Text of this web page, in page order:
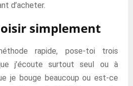
d’acheter.
simplement
rapide, pose-toi trois
j’écoute surtout seul ou à
je bouge beaucoup ou est-ce